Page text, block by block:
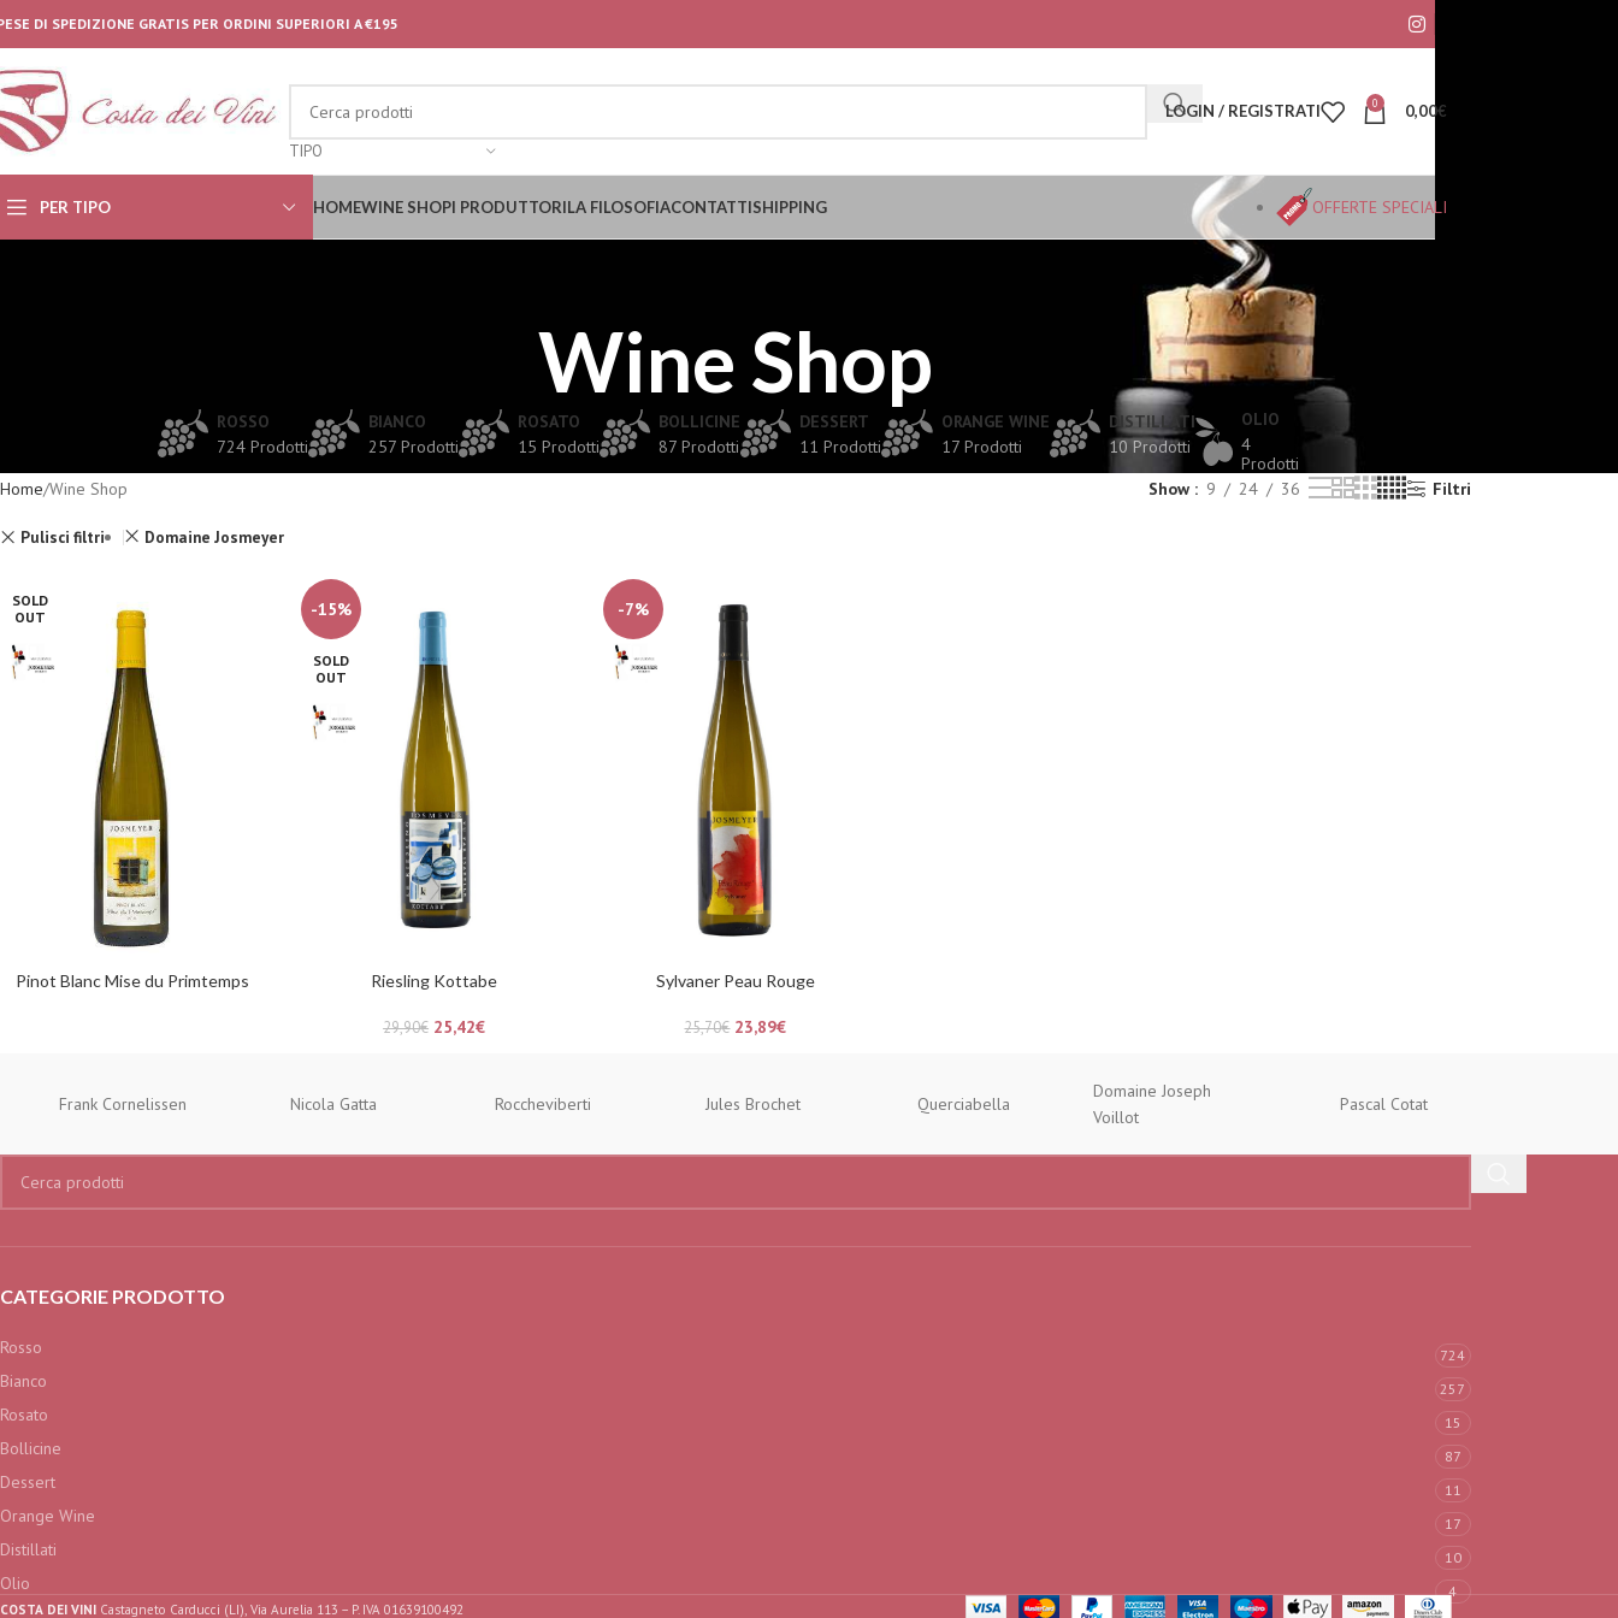
DI SPEDIZIONE GRATIS PER ORDINI SUPERIORI A €195
TIPO
LOGIN / REGISTRATI 0 0,00€
PER TIPO HOMEWINE SHOPI PRODUTTORILA FILOSOFIACONTATTISHIPPING OFFERTE SPECIALI
Wine Shop
ROSSO
724 Prodotti
BIANCO
257 Prodotti
ROSATO
15 Prodotti
BOLLICINE
87 Prodotti
DESSERT
11 Prodotti
ORANGE WINE
17 Prodotti
DISTILLATI
10 Prodotti
OLIO
4
Prodotti
Home Wine Shop Show 9 24 36 Filtri
Pulisci filtri Domaine Josmeyer
SOLD
OUT
Pinot Blanc Mise du Primtemps
-15%
SOLD
OUT
Riesling Kottabe
29,90€ 25,42€
-7%
Sylvaner Peau Rouge
25,70€ 23,89€
Frank Cornelissen Nicola Gatta Roccheviberti Jules Brochet Querciabella
Domaine Joseph
Voillot
Pascal Cotat
CATEGORIE PRODOTTO
Rosso 724
Bianco 257
Rosato 15
Bollicine 87
Dessert 11
Orange Wine 17
Distillati 10
Olio 4
COSTA DEI VINI Castagneto Carducci (LI), Via Aurelia 113 – P. IVA 01639100492